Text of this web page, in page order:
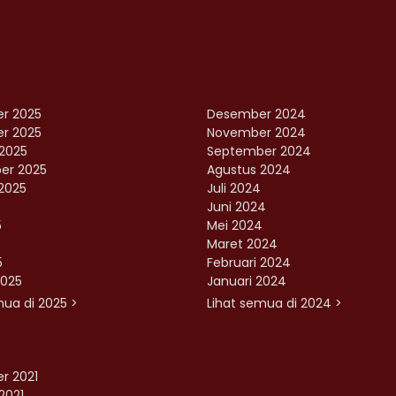
2025
2025
2025
di 2025 >
Desember 2024
November 2024
September 2024
Agustus 2024
Juli 2024
Juni 2024
Mei 2024
Maret 2024
Februari 2024
Januari 2024
Lihat semua di 2024 >
2021